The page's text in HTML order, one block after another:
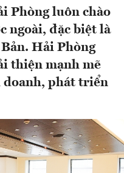
Phòng luôn chào
ngoài, đặc biệt là
Hải Phòng
thiện mạnh mẽ
phát triển